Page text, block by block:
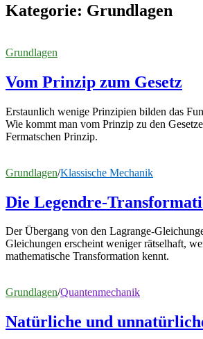
Kategorie: Grundlagen
Grundlagen
Vom Prinzip zum Gesetz
Erstaunlich wenige Prinzipien bilden das
Wie kommt man vom Prinzip zu den
Fermatschen Prinzip.
Grundlagen/Klassische Mechanik
Die Legendre-
Der Übergang von den Lagrange-
Gleichungen erscheint weniger rätselhaft,
mathematische Transformation kennt.
Grundlagen/Quantenmechanik
Natürliche und